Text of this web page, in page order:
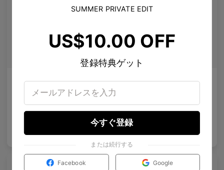
Emblematic N.R. 01
特殊強化レンズ
Colours available
US$
Emblematic S 02
バッグに入れる
SUMMER PRIVATE EDIT
US$10.00 OFF
登録特典ゲット
今すぐ登録
または続行する
Facebook Google